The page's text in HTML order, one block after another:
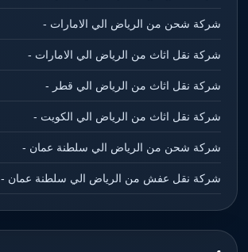
شركة شحن من الرياض الي الامارات -
شركة نقل اثاث من الرياض الي الامارات -
شركة نقل اثاث من الرياض الي قطر -
شركة نقل اثاث من الرياض الي الكويت -
شركة شحن من الرياض الي سلطنة عمان -
شركة نقل عفش من الرياض الي سلطنة عمان -